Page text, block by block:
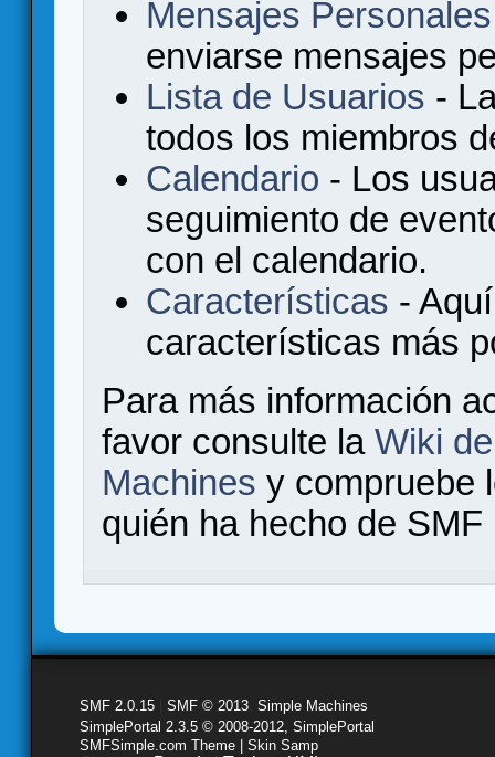
Mensajes Personales
enviarse mensajes
Lista de Usuarios -
todos los miembros
Calendario - Los
seguimiento de
con el calendario.
Características -
características más
Para más información
favor consulte la Wiki
Machines y compruebe
quién ha hecho de
SMF 2.0.15 SMF © 2013 Simple Machines
SimplePortal 2.3.5 © 2008-2012, SimplePortal
SMFSimple.com Theme | Skin Samp